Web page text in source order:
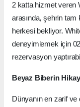
2 katta hizmet veren
arasında, şehrin
herkesi bekliyor.
deneyimlemek için
rezervasyon
Beyaz Biberin
Dünyanın en zarif